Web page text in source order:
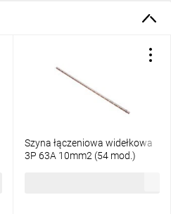
Szyna łączeniowa widełkowa
3P 63A 10mm2 (54 mod.)